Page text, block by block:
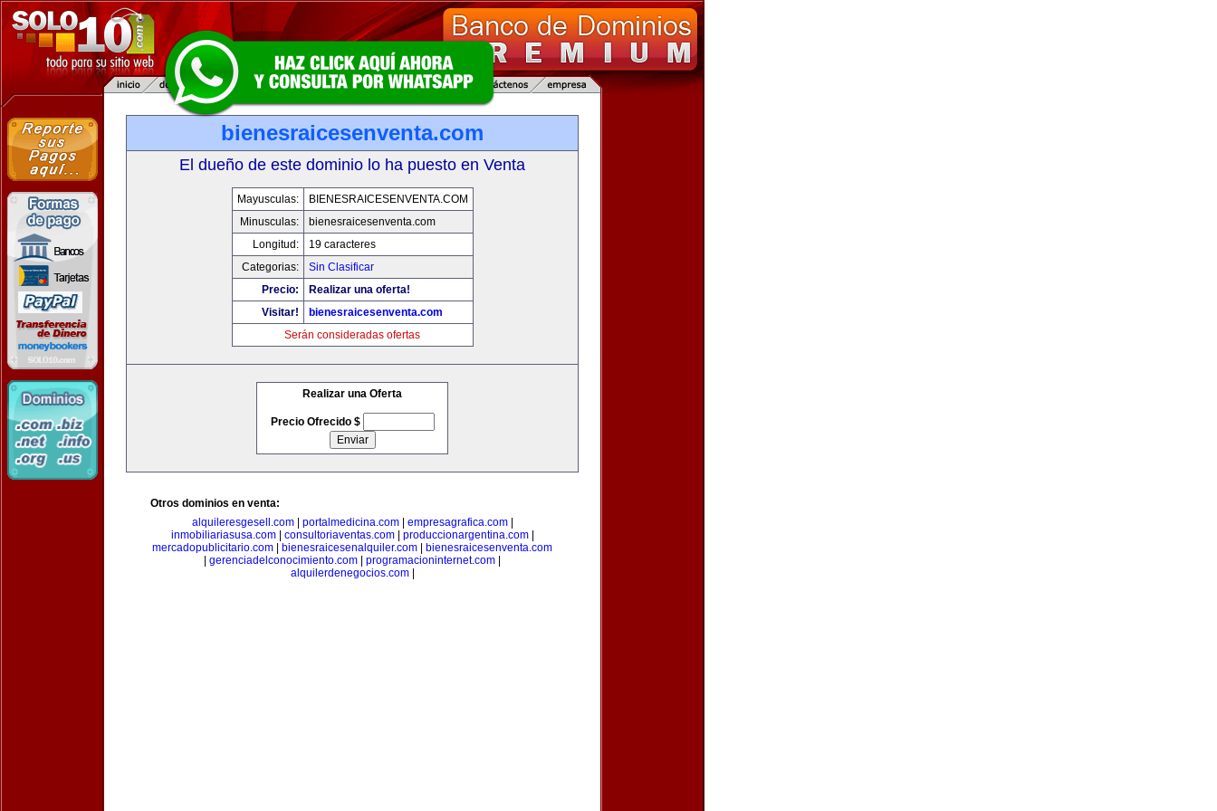
bienesraicesenventa.com
El dueño de este dominio lo ha puesto en Venta
Mayusculas:
BIENESRAICESENVENTA.COM
Minusculas:
bienesraicesenventa.com
Longitud:
19 caracteres
Categorias:
Sin Clasificar
Precio:
Realizar una oferta!
Visitar!
bienesraicesenventa.com
Serán consideradas ofertas
Realizar una Oferta
Precio Ofrecido $
Otros dominios en venta:
alquileresgesell.com| portalmedicina.com| empresagrafica.com|
inmobiliariasusa.com| consultoriaventas.com| produccionargentina.com|
mercadopublicitario.com
bienesraicesenalquiler.com
bienesraicesenventa.com
gerenciadelconocimiento.com programacioninternet.com
alquilerdenegocios.com|